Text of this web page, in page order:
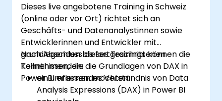
Dieses live angebotene Training in Schweiz
(online oder vor Ort) richtet sich an
Geschäfts- und Datenanalystinnen sowie
Entwicklerinnen und Entwickler mit
grundlegenden bis fortgeschrittenen
Kenntnissen, die die Grundlagen von DAX in
Power BI erlernen möchten.
Nach Abschluss dieses Trainings können die
Teilnehmenden:
ein umfassendes Verständnis von Data
Analysis Expressions (DAX) in Power BI